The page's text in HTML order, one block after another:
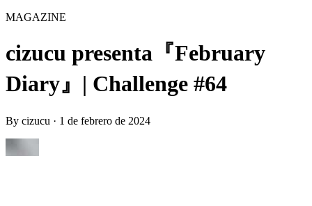
MAGAZINE
cizucu presenta『February
Diary』| Challenge #64
By cizucu · 1 de febrero de 2024